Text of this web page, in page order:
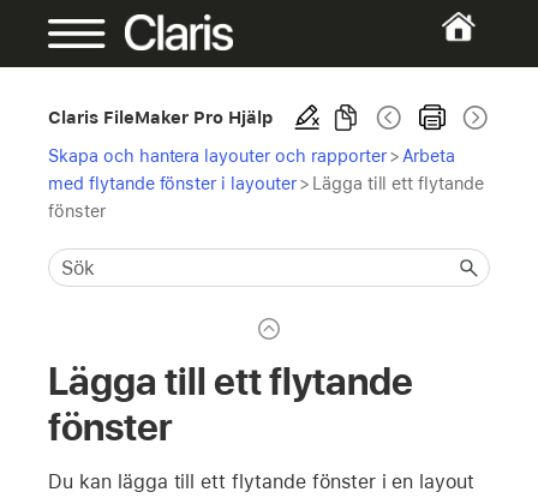
Claris FileMaker Pro Hjälp
Skapa och hantera layouter och rapporter > Arbeta
med flytande fönster i layouter> Lägga till ett flytande
fönster
Lägga till ett flytande
fönster
Du kan lägga till ett flytande fönster i en layout